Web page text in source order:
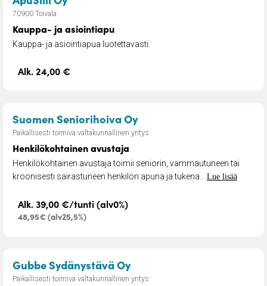
70900 Toivala
Kauppa- ja asiointiapu
Kauppa- ja asiointiapua luotettavasti.
Alk. 24,00 €
Suomen Seniorihoiva Oy– Henkilökohtainen
Paikallisesti toimiva valtakunnallinen yritys
Henkilökohtainen avustaja
Henkilökohtainen avustaja toimii seniorin, vammautuneen tai
kroonisesti sairastuneen henkilön apuna ja tukena... Lue lisää
Alk. 39,00 €/tunti (alv0%)
48,95€ (alv25,5%)
Gubbe Sydänystävä Oy– Ennaltaehkäisevä
Paikallisesti toimiva valtakunnallinen yritys